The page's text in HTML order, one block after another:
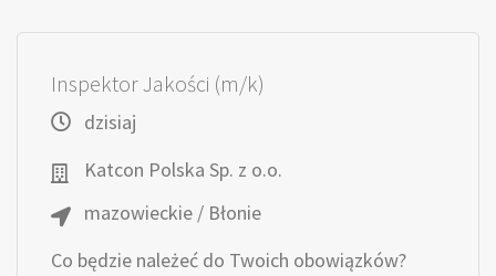
Inspektor Jakości (m/k)
dzisiaj
Katcon Polska Sp. z o.o.
mazowieckie / Błonie
Co będzie należeć do Twoich obowiązków?